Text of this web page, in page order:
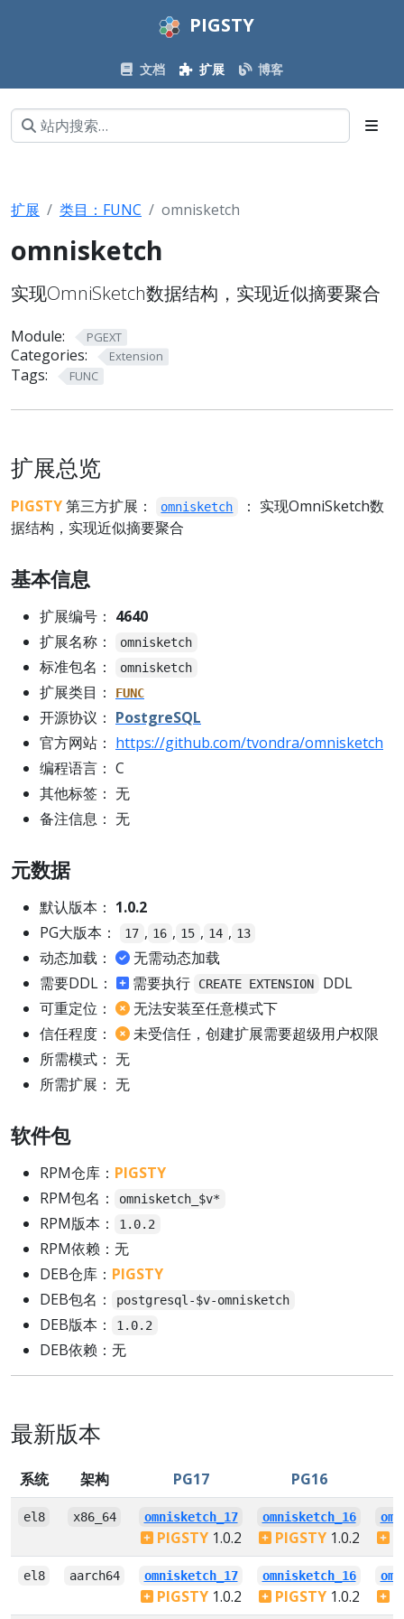
PIGSTY
文档 扩展 博客
扩展 类目：FUNC omnisketch
omnisketch
实现OmniSketch数据结构，实现近似摘要聚合
Module: PGEXT
Categories: Extension
Tags: FUNC
扩展总览
PIGSTY第三方扩展： omnisketch
： 实现OmniSketch数
据结构，实现近似摘要聚合
基本信息
扩展编号： 4640
扩展名称：
omnisketch
标准包名： omnisketch
扩展类目： FUNC
开源协议： PostgreSQL
官方网站： https://github.com/tvondra/omnisketch
编程语言： C
其他标签： 无
备注信息： 无
元数据
默认版本： 1.0.2
PG大版本：
17 , 16 , 15 , 14 , 13
动态加载：
无需动态加载
需要DDL：
需要执行 CREATE EXTENSION
DDL
可重定位：
无法安装至任意模式下
信任程度：
未受信任，创建扩展需要超级用户权限
所需模式： 无
所需扩展： 无
软件包
RPM仓库： PIGSTY
RPM包名：
omnisketch_$v*
RPM版本： 1.0.2
RPM依赖：无
DEB仓库： PIGSTY
DEB包名：
postgresql-$v-omnisketch
DEB版本： 1.0.2
DEB依赖：无
最新版本
系统 架构 PG17 PG16
el8 x86_64 omnisketch_17
PIGSTY1.0.2
omnisketch_16
PIGSTY1.0.2
el8 aarch64 omnisketch_17
PIGSTY1.0.2
omnisketch_16
PIGSTY1.0.2